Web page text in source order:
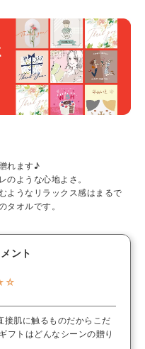
れます♪
のような心地よさ。
ようなリラックス感はまるで
タオルです。
ント
肌に触るものだからこだ
フトはどんなシーンの贈り